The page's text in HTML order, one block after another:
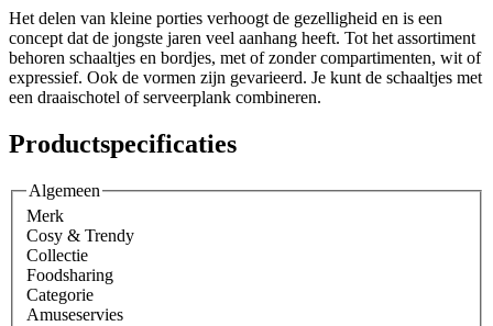
Het delen van kleine porties verhoogt de gezelligheid en is een
concept dat de jongste jaren veel aanhang heeft. Tot het assortiment
behoren schaaltjes en bordjes, met of zonder compartimenten, wit of
expressief. Ook de vormen zijn gevarieerd. Je kunt de schaaltjes met
een draaischotel of serveerplank combineren.
Productspecificaties
Algemeen
Merk
Cosy & Trendy
Collectie
Foodsharing
Categorie
Amuseservies